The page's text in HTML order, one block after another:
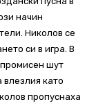
начин
Николов се
си в игра. В
шут
като
пропуснаха